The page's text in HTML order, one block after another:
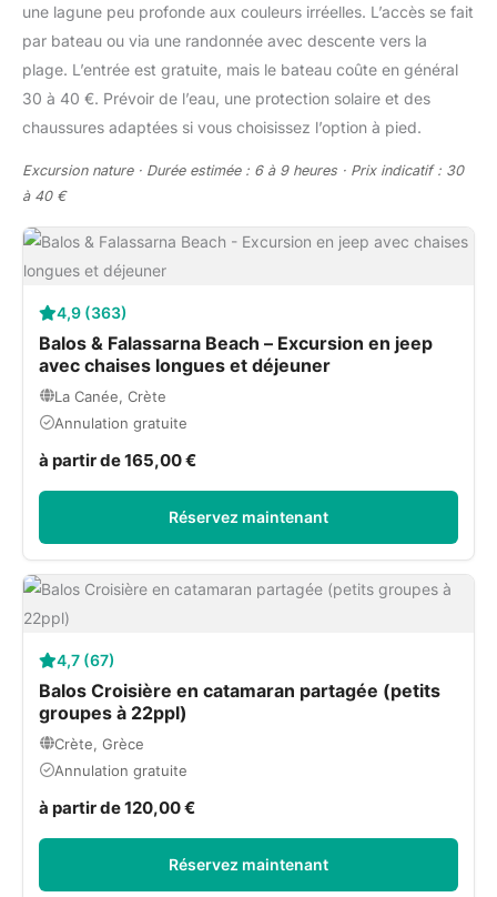
une lagune peu profonde aux couleurs irréelles. L’accès se fait
par bateau ou via une randonnée avec descente vers la
plage. L’entrée est gratuite, mais le bateau coûte en général
30 à 40 €. Prévoir de l’eau, une protection solaire et des
chaussures adaptées si vous choisissez l’option à pied.
Excursion nature · Durée estimée : 6 à 9 heures · Prix indicatif : 30
à 40 €
4,9 (363)
Balos & Falassarna Beach – Excursion en jeep
avec chaises longues et déjeuner
La Canée, Crète
Annulation gratuite
à partir de 165,00 €
Réservez maintenant
4,7 (67)
Balos Croisière en catamaran partagée (petits
groupes à 22ppl)
Crète, Grèce
Annulation gratuite
à partir de 120,00 €
Réservez maintenant